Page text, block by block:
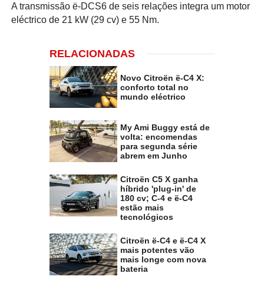
A transmissão ë-DCS6 de seis relações integra um motor
eléctrico de 21 kW (29 cv) e 55 Nm.
RELACIONADAS
Novo Citroën ë-C4 X:
conforto total no
mundo eléctrico
My Ami Buggy está de
volta: encomendas
para segunda série
abrem em Junho
Citroën C5 X ganha
híbrido 'plug-in' de
180 cv; C-4 e ë-C4
estão mais
tecnológicos
Citroën ë-C4 e ë-C4 X
mais potentes vão
mais longe com nova
bateria